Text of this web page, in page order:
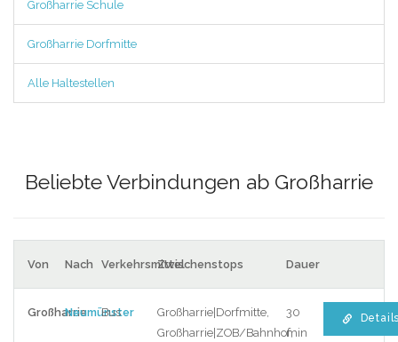
Großharrie Schule
Großharrie Dorfmitte
Alle Haltestellen
Beliebte Verbindungen ab Großharrie
Von Nach VerkehrsmittelZwischenstops Dauer
GroßharrieNeumünster
Bus
Großharrie|Dorfmitte,
Großharrie|ZOB/Bahnhof,
30
min